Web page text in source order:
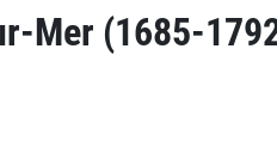
Mer (1685-